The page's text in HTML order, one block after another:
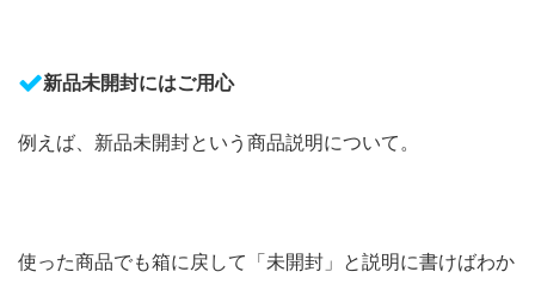
新品未開封にはご用心
例えば、新品未開封という商品説明について。
使った商品でも箱に戻して「未開封」と説明に書けばわか